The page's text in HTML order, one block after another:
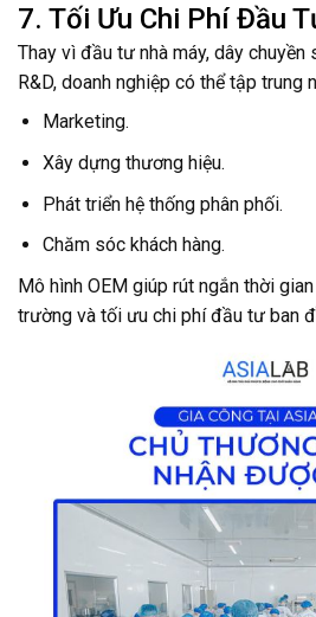
7. Tối Ưu Chi Phí Đầu
Thay vì đầu tư nhà máy, dây
R&D, doanh nghiệp có thể tập trung
Marketing.
Xây dựng thương hiệu.
Phát triển hệ thống phân phối.
Chăm sóc khách hàng.
Mô hình OEM giúp rút ngắn thời
trường và tối ưu chi phí đầu tư ban